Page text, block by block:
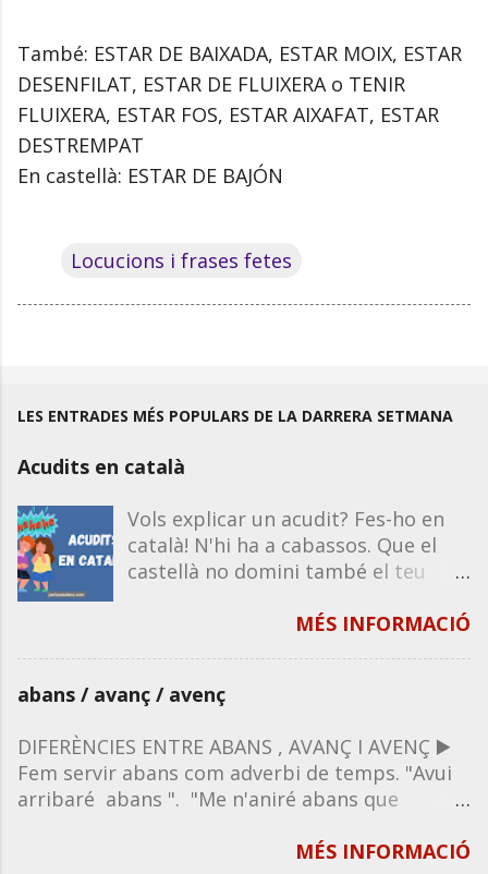
També: ESTAR DE BAIXADA, ESTAR MOIX, ESTAR
DESENFILAT, ESTAR DE FLUIXERA o TENIR
FLUIXERA, ESTAR FOS, ESTAR AIXAFAT, ESTAR
DESTREMPAT
En castellà: ESTAR DE BAJÓN
Locucions i frases fetes
LES ENTRADES MÉS POPULARS DE LA DARRERA SETMANA
Acudits en català
Vols explicar un acudit? Fes-ho en
català! N'hi ha a cabassos. Que el
castellà no domini també el teu
d'acudits funcionen igual en castellà
significats propis de la llengua. Per
pots explicar en català. A
continuació, et deixo una sèrie de
tongades d'acudits per compartir
xarxes socials. Entra als enllaços i
MÉS INFORMACIÓ
abans / avanç / avenç
DIFERÈNCIES ENTRE ABANS , AVANÇ I AVENÇ ▶️
Fem servir abans com adverbi de temps. "Avui
arribaré abans ". "Me n'aniré abans que
hi havia aquest costum". " Abans me'n vaig que
MÉS INFORMACIÓ